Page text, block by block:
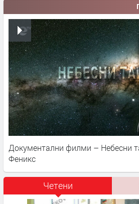
Документални филми – Небесни
Феникс
Четени